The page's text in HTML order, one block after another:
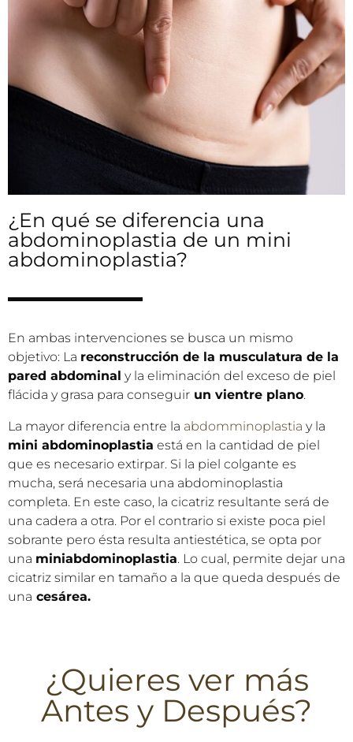
¿En qué se diferencia una
abdominoplastia de un mini
abdominoplastia?
En ambas intervenciones se busca un mismo
objetivo: La reconstrucción de la musculatura de la
pared abdominal y la eliminación del exceso de piel
flácida y grasa para conseguir un vientre plano.
La mayor diferencia entre la abdomminoplastia y la
mini abdominoplastia está en la cantidad de piel
que es necesario extirpar. Si la piel colgante es
mucha, será necesaria una abdominoplastia
completa. En este caso, la cicatriz resultante será de
una cadera a otra. Por el contrario si existe poca piel
sobrante pero ésta resulta antiestética, se opta por
una miniabdominoplastia. Lo cual, permite dejar una
cicatriz similar en tamaño a la que queda después de
una cesárea.
¿Quieres ver más
Antes y Después?